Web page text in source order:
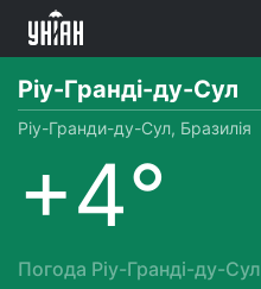
Ріу-Гранді-ду-Сул
Ріу-Гранди-ду-Сул, Бразилія
+4°
Погода Ріу-Гранді-ду-Сул